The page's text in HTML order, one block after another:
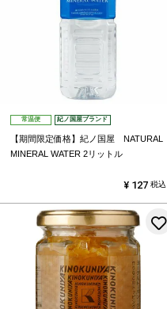
常温便 紀ノ国屋ブランド
【期間限定価格】紀ノ国屋 NATURAL
MINERAL WATER 2リットル
¥ 127 税込